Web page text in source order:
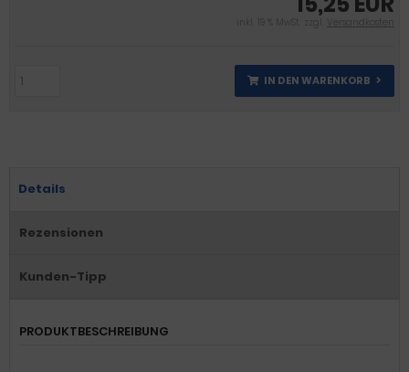
inkl. 19 % MwSt. zzgl. Versandkosten
IN DEN WARENKORB
Details
Rezensionen
Kunden-Tipp
PRODUKTBESCHREIBUNG